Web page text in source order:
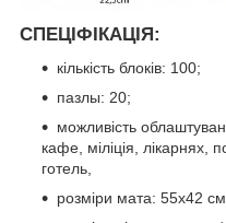
СПЕЦІФІКАЦІЯ:
кількість блоків: 100;
пазлы: 20;
можливість
кафе, міліція, лікарнях,
готель,
розміри мата: 55х42